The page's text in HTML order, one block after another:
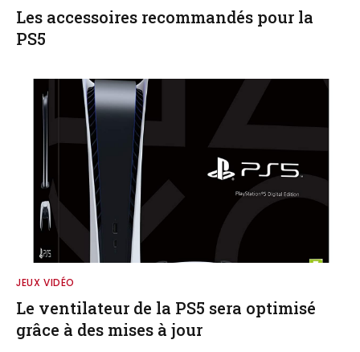
Les accessoires recommandés pour la
PS5
JEUX VIDÉO
Le ventilateur de la PS5 sera optimisé
grâce à des mises à jour